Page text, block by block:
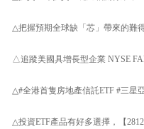
△把握預期全球缺「芯」帶來的難
△追蹤美國具增長型企業 NYSE
△#全港首隻房地產信託ETF #三星
△投資ETF產品有好多選擇，【